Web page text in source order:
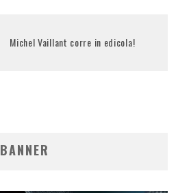
Michel Vaillant corre in edicola!
BANNER